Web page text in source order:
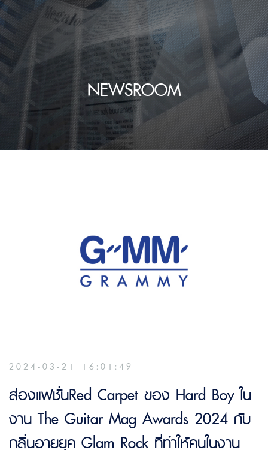
NEWSROOM
2024-03-21 16:01:49
ส่องแฟชั่นRed Carpet ของ Hard Boy ใน
งาน The Guitar Mag Awards 2024 กับ
กลิ่นอายยุค Glam Rock ที่ทำให้คนในงาน